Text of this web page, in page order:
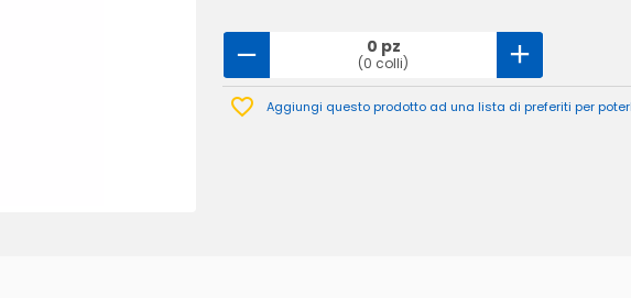
0 pz
(0 colli)
Aggiungi questo prodotto ad una lista di preferiti per